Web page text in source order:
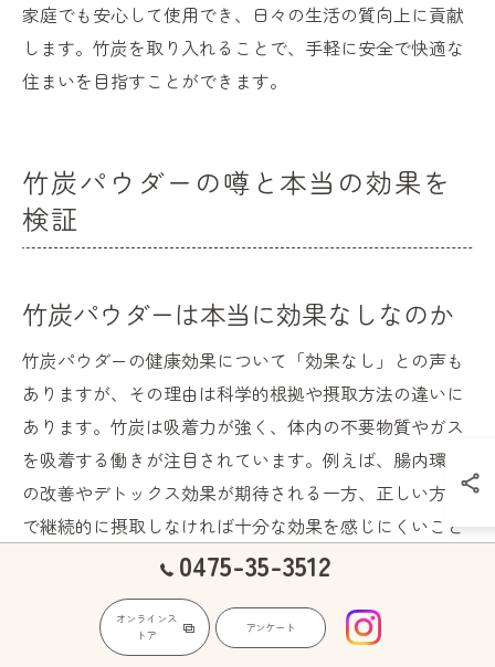
家庭でも安心して使用でき、日々の生活の質向上に貢献
します。竹炭を取り入れることで、手軽に安全で快適な
住まいを目指すことができます。
竹炭パウダーの噂と本当の効果を
検証
竹炭パウダーは本当に効果なしなのか
竹炭パウダーの健康効果について「効果なし」との声も
ありますが、その理由は科学的根拠や摂取方法の違いに
あります。竹炭は吸着力が強く、体内の不要物質やガス
を吸着する働きが注目されています。例えば、腸内環境
の改善やデトックス効果が期待される一方、正しい方法
で継続的に摂取しなければ十分な効果を感じにくいこと
も。竹炭パウダーの効果は使い方次第で大きく左右され
るため、目的に合わせた摂取が重要です。
0475-35-3512
オンラインス
トア
アンケート